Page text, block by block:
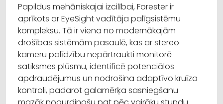
Papildus mehāniskajai izcilībai, Forester ir
aprīkots ar EyeSight vadītāja palīgsistēmu
kompleksu. Tā ir viena no modernākajām
drošības sistēmām pasaulē, kas ar stereo
kameru palīdzību nepārtraukti monitorē
satiksmes plūsmu, identificē potenciālos
apdraudējumus un nodrošina adaptīvo kruīza
kontroli, padarot galamērķa sasniegšanu